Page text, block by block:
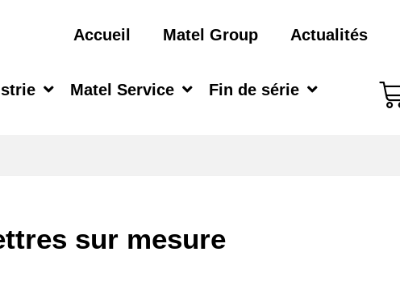
Accueil Matel Group Actualités
Matel Service Fin de série
sur mesure